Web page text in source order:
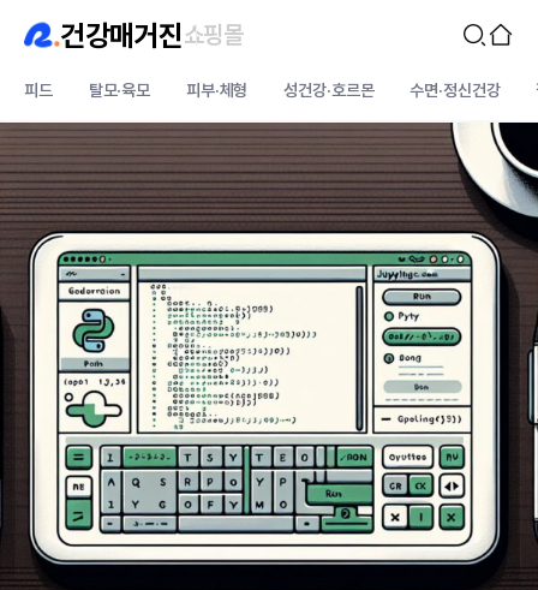
건강매거진쇼핑몰
피드 탈모·육모 피부·체형 성건강·호르몬 수면·정신건강